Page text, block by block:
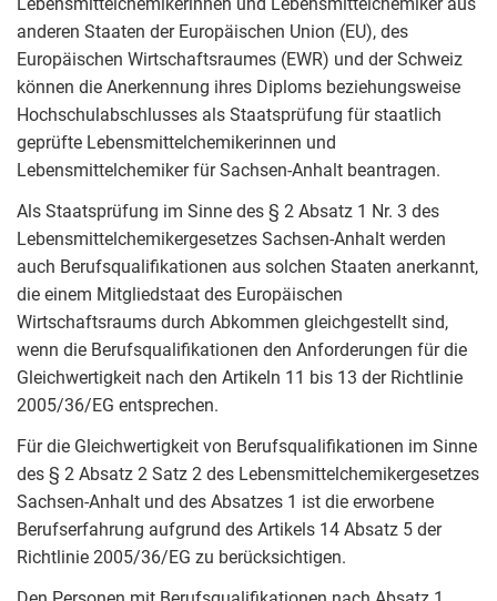
anderen Staaten der Europäischen Union (EU), des
Europäischen Wirtschaftsraumes (EWR) und der Schweiz
können die Anerkennung ihres Diploms beziehungsweise
Hochschulabschlusses als Staatsprüfung für staatlich
geprüfte Lebensmittelchemikerinnen und
Lebensmittelchemiker für Sachsen-Anhalt beantragen.
Als Staatsprüfung im Sinne des § 2 Absatz 1 Nr. 3 des
Lebensmittelchemikergesetzes Sachsen-Anhalt werden
auch Berufsqualifikationen aus solchen Staaten anerkannt,
die einem Mitgliedstaat des Europäischen
Wirtschaftsraums durch Abkommen gleichgestellt sind,
wenn die Berufsqualifikationen den Anforderungen für die
Gleichwertigkeit nach den Artikeln 11 bis 13 der Richtlinie
2005/36/EG entsprechen.
Für die Gleichwertigkeit von Berufsqualifikationen im Sinne
des § 2 Absatz 2 Satz 2 des Lebensmittelchemikergesetzes
Sachsen-Anhalt und des Absatzes 1 ist die erworbene
Berufserfahrung aufgrund des Artikels 14 Absatz 5 der
Richtlinie 2005/36/EG zu berücksichtigen.